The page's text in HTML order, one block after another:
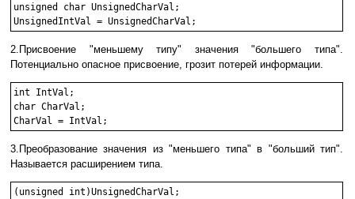
unsigned char UnsignedCharVal;
UnsignedIntVal = UnsignedCharVal;
2.Присвоение "меньшему типу" значения "большего типа".
Потенциально опасное присвоение, грозит потерей информации.
int IntVal;
char CharVal;
CharVal = IntVal;
3.Преобразование значения из "меньшего типа" в "больший тип".
Называется расширением типа.
(unsigned int)UnsignedCharVal;